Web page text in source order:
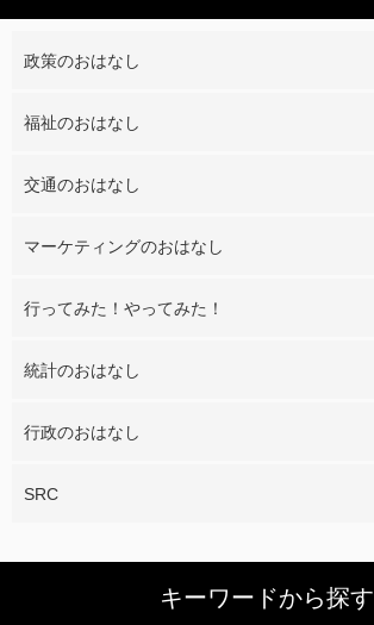
政策のおはなし
福祉のおはなし
交通のおはなし
マーケティングのおはなし
行ってみた！やってみた！
統計のおはなし
行政のおはなし
SRC
キーワードから探す